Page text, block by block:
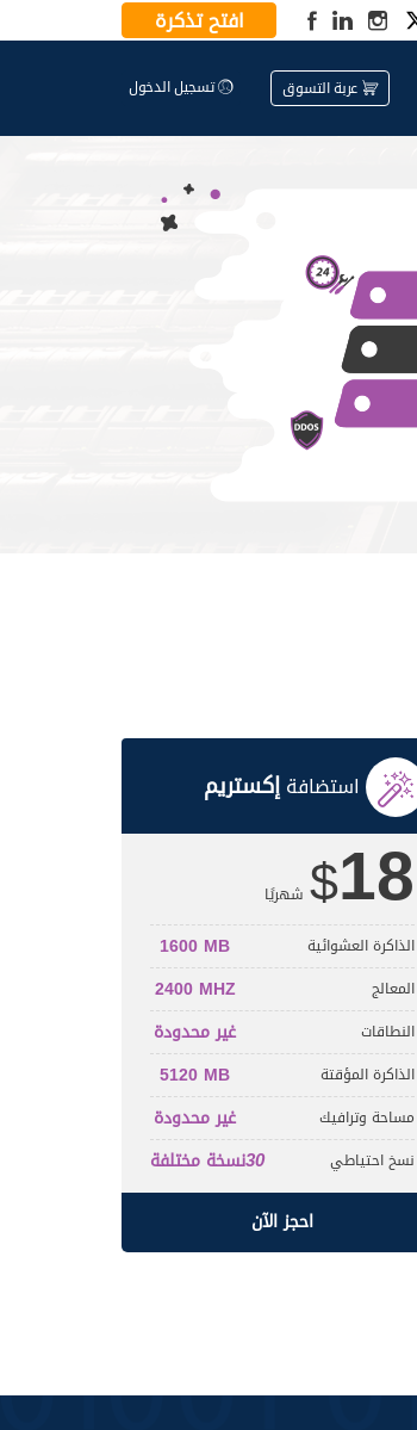
افتح تذكرة
تسجيل الدخول
استضافةإكستريم
$18
شهريًا
الذاكرة العشوائية
1600 MB
المعالج 2400 MHZ
النطاقات غير محدودة
الذاكرة المؤقتة 5120 MB
مساحة وترافيك غير محدودة
نسخ احتياطي نسخة مختلفة30
احجز الآن